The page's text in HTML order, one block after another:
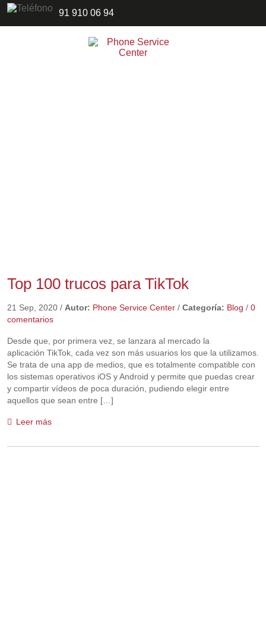
91 910 06 94
Top 100 trucos para TikTok
21 Sep, 2020/ Autor: Phone Service Center/ Categoría: Blog / 0
comentarios
Desde que, por primera vez, se lanzara al mercado la
aplicación TikTok, cada vez son más usuarios los que la utilizamos.
Se trata de una app de medios, que es totalmente compatible con
los sistemas operativos iOS y Android y permite que puedas crear
y compartir vídeos de poca duración, pudiendo elegir entre
aquellos que sean entre […]
Leer más